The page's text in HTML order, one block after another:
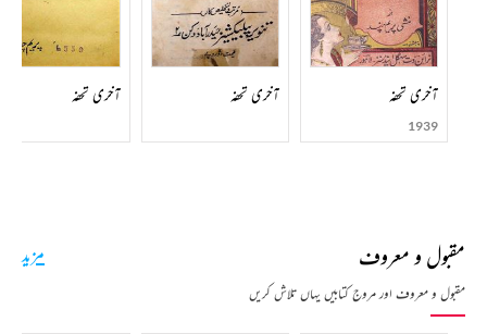
1904ء میں الہ آباد ٹریننگ اسکول سے تدریس کی سند حاصل کی اور 1905ء میں ان کا تقرر کانپور
کے سرکاری اسکول میں ہو گیا۔ یہیں ان کی ملاقات رسالہ ’’زمانہ‘‘ کے اڈیٹر منشی دیا نرائن نگم سے
ہوئی۔ یہی رسالہ ادب میں ان کے لئے لانچنگ پیڈ بنا۔ 1908ء میں پریم چند سب انسپکٹر مدارس کی
حیثیت سے مہوبہ(ضلع ہمیر پور) چلے گئے۔ 1914ء میں وہ بطور ماسٹر نارمل اسکول بستی بھیجے گئے اور
1918ء میں تبدیل ہو کر گورکھپور آ گئے۔ اگلے سال انھوں نے انگریزی، ادب، فارسی اور تاریخ کے
مضامین کے ساتھ بی۔ اے کیا۔ 1920ء میں، جب تحریک عدم تعاون شباب پر تھی اور جلیانوالہ باغ کا
کر لی۔ یہاں بھی نہیں ٹک سکے۔ تب انھوں نے بنارس میں سرسوتی پریس لگایا جس میں گھاٹا ہوا اور بند
کرنا پڑا۔ 1925ء اور 1829ء میں دو بار انھوں نے لکھنؤ کے نول کشور پریس میں ملازمت کی، درسی
آخری تحفہ
1939
آخری تحفہ آخری تحفہ
مقبول و معروف
مقبول و معروف اور مروج کتابیں یہاں تلاش کریں
مزید